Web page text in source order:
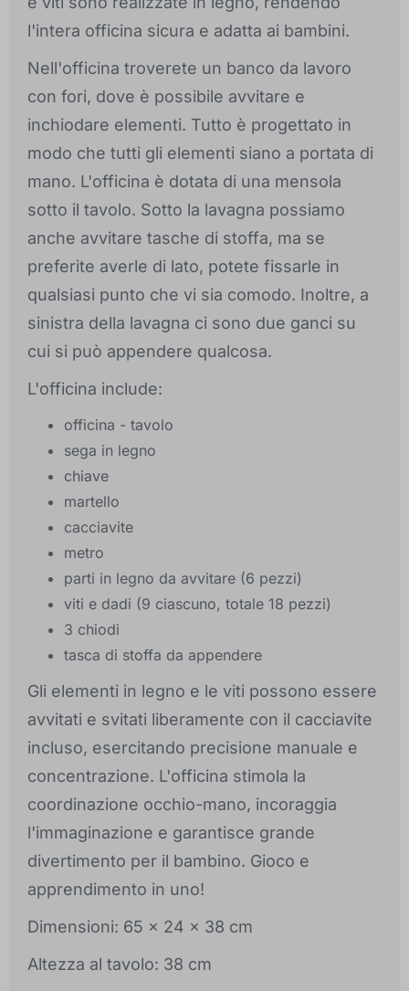
l'intera officina sicura e adatta ai bambini.
Nell'officina troverete un banco da lavoro
con fori, dove è possibile avvitare e
inchiodare elementi. Tutto è progettato in
modo che tutti gli elementi siano a portata di
mano. L'officina è dotata di una mensola
sotto il tavolo. Sotto la lavagna possiamo
anche avvitare tasche di stoffa, ma se
preferite averle di lato, potete fissarle in
qualsiasi punto che vi sia comodo. Inoltre, a
sinistra della lavagna ci sono due ganci su
cui si può appendere qualcosa.
L'officina include:
officina - tavolo
sega in legno
chiave
martello
cacciavite
metro
parti in legno da avvitare (6 pezzi)
viti e dadi (9 ciascuno, totale 18 pezzi)
3 chiodi
tasca di stoffa da appendere
Gli elementi in legno e le viti possono essere
avvitati e svitati liberamente con il cacciavite
incluso, esercitando precisione manuale e
concentrazione. L'officina stimola la
coordinazione occhio-mano, incoraggia
l'immaginazione e garantisce grande
divertimento per il bambino. Gioco e
apprendimento in uno!
Dimensioni: 65 x 24 x 38 cm
Altezza al tavolo: 38 cm